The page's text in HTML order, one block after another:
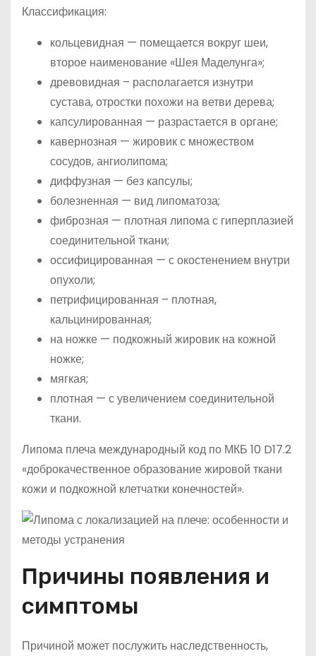
Классификация:
кольцевидная — помещается вокруг шеи,
второе наименование «Шея Маделунга»;
древовидная – располагается изнутри
сустава, отростки похожи на ветви дерева;
капсулированная — разрастается в органе;
кавернозная — жировик с множеством
сосудов, ангиолипома;
диффузная — без капсулы;
болезненная — вид липоматоза;
фиброзная — плотная липома с гиперплазией
соединительной ткани;
оссифицированная — с окостенением внутри
опухоли;
петрифицированная – плотная,
кальцинированная;
на ножке — подкожный жировик на кожной
ножке;
мягкая;
плотная — с увеличением соединительной
ткани.
Липома плеча международный код по МКБ 10 D17.2
«доброкачественное образование жировой ткани
кожи и подкожной клетчатки конечностей».
Причины появления и
симптомы
Причиной может послужить наследственность,